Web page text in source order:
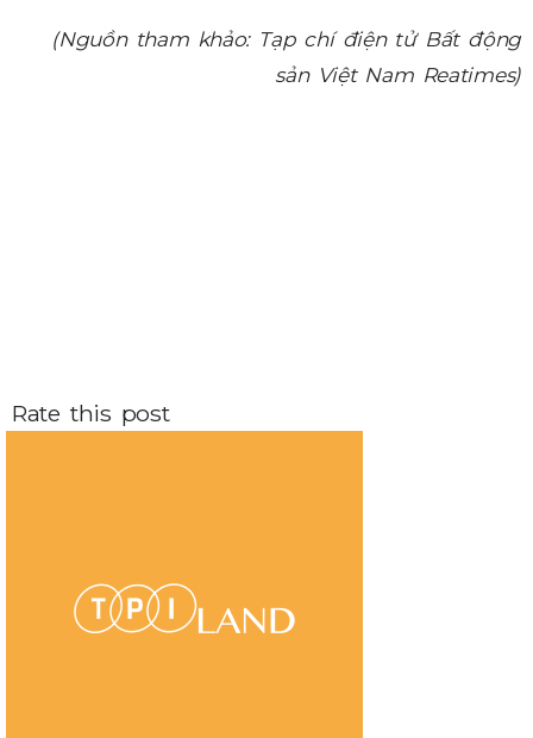
(Nguồn tham khảo: Tạp chí điện tử Bất động
sản Việt Nam Reatimes)
Rate this post